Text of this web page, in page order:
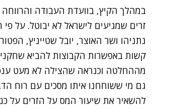
במהלך הקיץ, בוועדת העבודה
זרים שמגיעים לישראל לא יבוטל. על
נתניהו ושר האוצר, יובל שטייניץ,
קשות באפשרות הקבוצות להביא
מההחלטה וכנראה שהצילה לא מעט
גם מי ששוחחנו איתו מסכים עם רוח
להשאיר את שיעור המס על הזרים על